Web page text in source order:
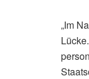
„Im